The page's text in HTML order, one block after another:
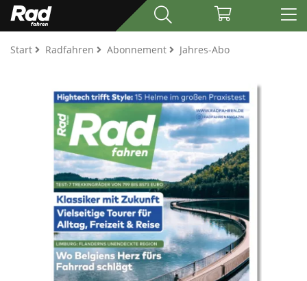
Start Radfahren Abonnement Jahres-Abo